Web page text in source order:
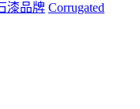
漆品牌 Corrugated